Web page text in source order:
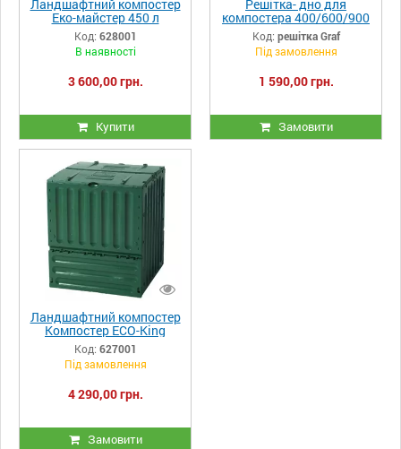
Ландшафтний компостер
Еко-майстер 450 л
Код: 628001
В наявності
3 600,00 грн.
Купити
Решітка- дно для
компостера 400/600/900
л Graf
Код: решітка Graf
Під замовлення
1 590,00 грн.
Замовити
Ландшафтний компостер
Компостер ECO-King
green
Код: 627001
Під замовлення
4 290,00 грн.
Замовити